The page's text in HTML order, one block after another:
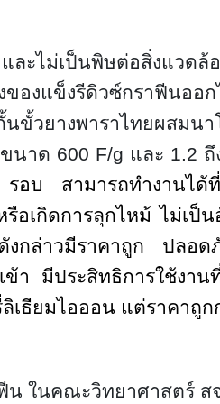
ละไม่เป็นพิษต่อสิ่งแวดล้
องแข็งรีดิวซ์กราฟีนออ
วยางพาราไทยผสมนา
นาด 600 F/g และ 1.2
อบ สามารถทำงานได้
อเกิดการลุกไหม้ ไม่เป็
งกล่าวมีราคาถูก ปลอด
า มีประสิทธิการใช้งาน
เธียมไอออน แต่ราคาถูก
น ในคณะวิทยาศาสตร์ ส